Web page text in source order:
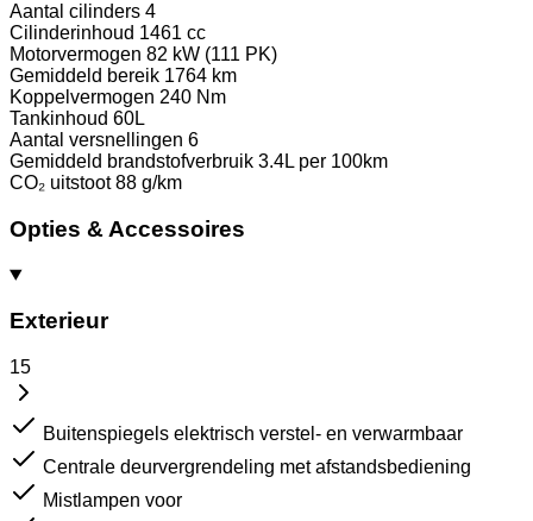
Aantal cilinders 4
Cilinderinhoud 1461 cc
Motorvermogen 82 kW (111 PK)
Gemiddeld bereik 1764 km
Koppelvermogen 240 Nm
Tankinhoud 60L
Aantal versnellingen 6
Gemiddeld brandstofverbruik 3.4L per 100km
CO₂ uitstoot 88 g/km
Opties & Accessoires
Exterieur
15
Buitenspiegels elektrisch verstel- en verwarmbaar
Centrale deurvergrendeling met afstandsbediening
Mistlampen voor